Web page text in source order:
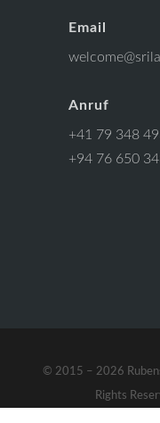
Email
Anruf
+41 79 348
+94 76 650
© 2015 – 2026
Rights